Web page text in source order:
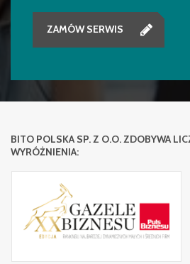
ZAMÓW SERWIS
BITO POLSKA SP. Z O.O. ZDOBYWA
WYRÓŻNIENIA: